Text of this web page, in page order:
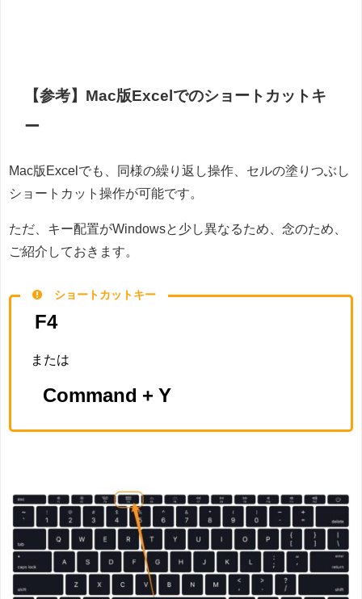
【参考】Mac版Excelでのショートカットキ
ー
Mac版Excelでも、同様の繰り返し操作、セルの塗りつぶし
ショートカット操作が可能です。
ただ、キー配置がWindowsと少し異なるため、念のため、
ご紹介しておきます。
ショートカットキー
F4
または
Command + Y